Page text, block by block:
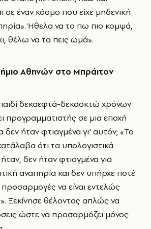
σε έναν κόσμο που είχε μηδενική
Ήθελα να το πω πιο κομψά,
θέλω να τα πεις ωμά».
Αθηνών στο Μπράιτον
δεκαεφτά-δεκαοκτώ χρόνων
προγραμματιστής σε μια εποχή
ήταν φτιαγμένα γι' αυτόν; «Το
ότι τα υπολογιστικά
δεν ήταν φτιαγμένα για
αναπηρία και δεν υπήρχε ποτέ
να είναι εντελώς
Ξεκίνησε θέλοντας απλώς να
ώστε να προσαρμόζει μόνος